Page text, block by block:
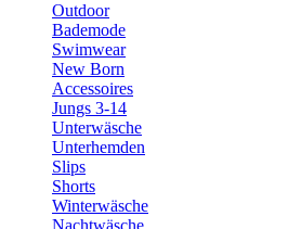
Outdoor
Bademode
Swimwear
New Born
Accessoires
Jungs 3-14
Unterwäsche
Unterhemden
Slips
Shorts
Winterwäsche
Nachtwäsche